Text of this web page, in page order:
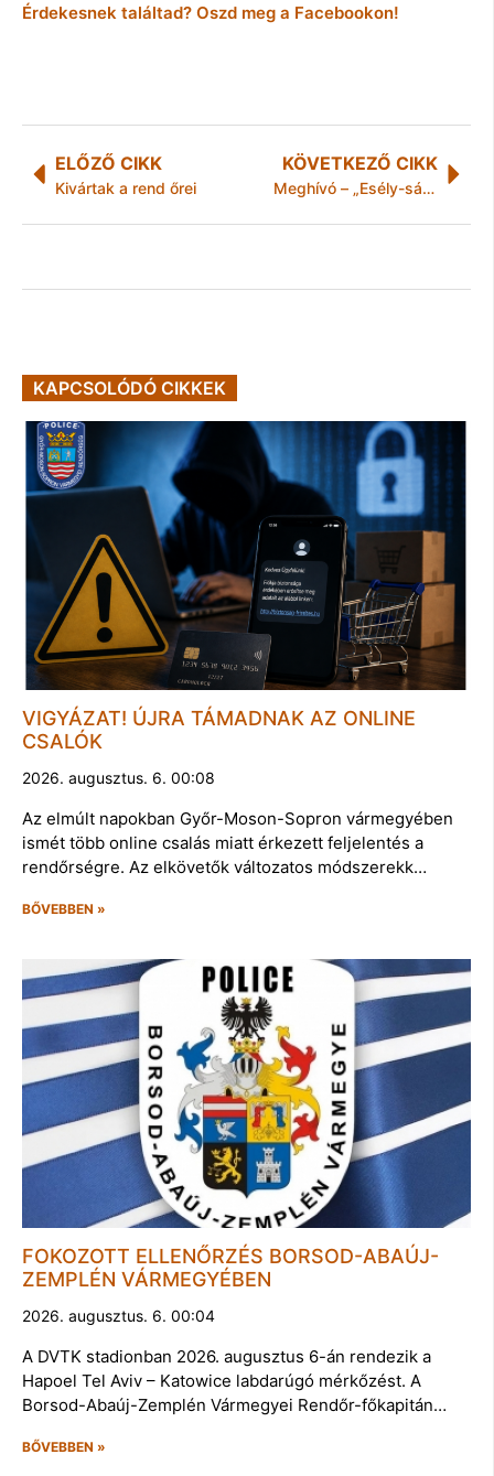
Érdekesnek találtad? Oszd meg a Facebookon!
ELŐZŐ CIKK
Kivártak a rend őrei
KÖVETKEZŐ CIKK
Meghívó – „Esély-sátor” a foglalkoztatásért speciális állásbörze
KAPCSOLÓDÓ CIKKEK
VIGYÁZAT! ÚJRA TÁMADNAK AZ ONLINE
CSALÓK
2026. augusztus. 6. 00:08
Az elmúlt napokban Győr-Moson-Sopron vármegyében
ismét több online csalás miatt érkezett feljelentés a
rendőrségre. Az elkövetők változatos módszerekk…
BŐVEBBEN »
FOKOZOTT ELLENŐRZÉS BORSOD-ABAÚJ-
ZEMPLÉN VÁRMEGYÉBEN
2026. augusztus. 6. 00:04
A DVTK stadionban 2026. augusztus 6-án rendezik a
Hapoel Tel Aviv – Katowice labdarúgó mérkőzést. A
Borsod-Abaúj-Zemplén Vármegyei Rendőr-főkapitán…
BŐVEBBEN »